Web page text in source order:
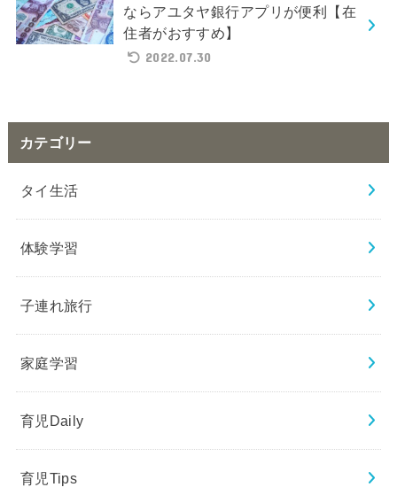
ならアユタヤ銀行アプリが便利【在
住者がおすすめ】
2022.07.30
カテゴリー
タイ生活
体験学習
子連れ旅行
家庭学習
育児Daily
育児Tips